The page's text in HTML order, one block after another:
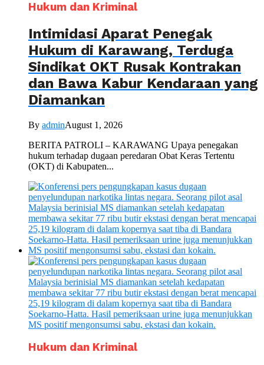
Hukum dan Kriminal
Intimidasi Aparat Penegak
Hukum di Karawang, Terduga
Sindikat OKT Rusak Kontrakan
dan Bawa Kabur Kendaraan yang
Diamankan
By adminAugust 1, 2026
BERITA PATROLI – KARAWANG Upaya penegakan
hukum terhadap dugaan peredaran Obat Keras Tertentu
(OKT) di Kabupaten...
Hukum dan Kriminal